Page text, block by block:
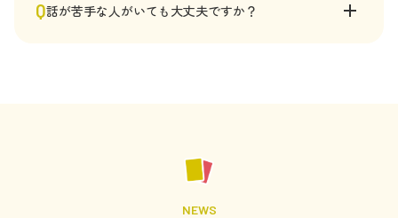
Q話が苦手な人がいても大丈夫ですか？
いった「やらされている」シチュエーションでも、終わっ
NEWS